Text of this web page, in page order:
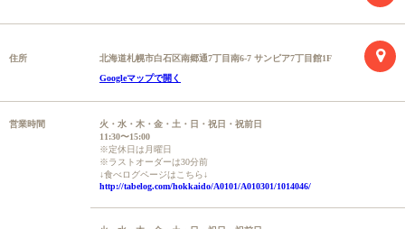
住所
北海道札幌市白石区南郷通7丁目南6-7 サンピア7丁目館1F
Googleマップで開く
営業時間
火・水・木・金・土・日・祝日・祝前日
11:30〜15:00
※定休日は月曜日
※ラストオーダーは30分前
↓食べログページはこちら↓
http://tabelog.com/hokkaido/A0101/A010301/1014046/